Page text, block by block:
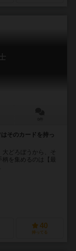
そのカードを持っ
どろぼうから、そ
柄を集めるのは【最
40
持ってる